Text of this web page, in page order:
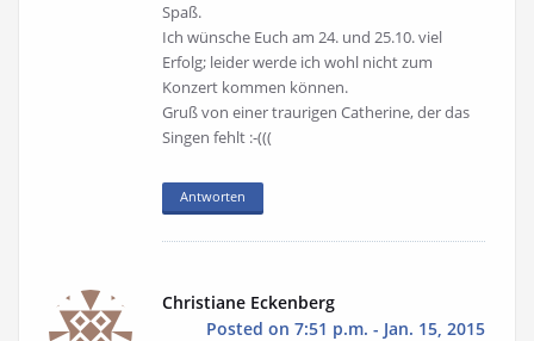
Spaß.
Ich wünsche Euch am 24. und 25.10. viel
Erfolg; leider werde ich wohl nicht zum
Konzert kommen können.
Gruß von einer traurigen Catherine, der das
Singen fehlt :-(((
Antworten
Christiane Eckenberg
Posted on 7:51 p.m. - Jan. 15, 2015